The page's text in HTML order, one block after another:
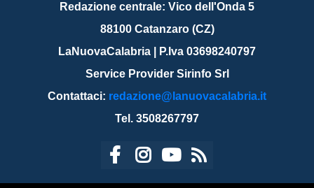
Redazione centrale: Vico dell'Onda 5
88100 Catanzaro (CZ)
LaNuovaCalabria | P.Iva 03698240797
Service Provider Sirinfo Srl
Contattaci: redazione@lanuovacalabria.it
Tel. 3508267797